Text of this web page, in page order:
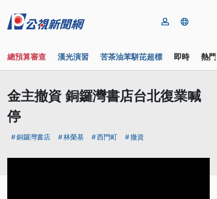
總預算審查 漢光演習 苦茶油苯駢芘超標 即時 熱
金主撤資 銅鑼灣書店台北復業喊
停
銅鑼灣書店 林榮基 西門町 撤資